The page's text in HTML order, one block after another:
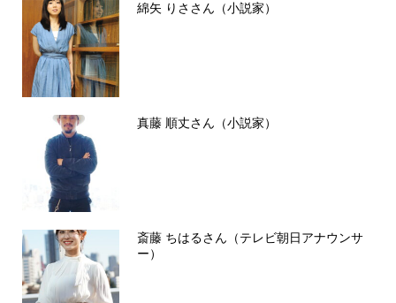
綿矢 りささん（小説家）
真藤 順丈さん（小説家）
斎藤 ちはるさん（テレビ朝日アナウンサ
ー）